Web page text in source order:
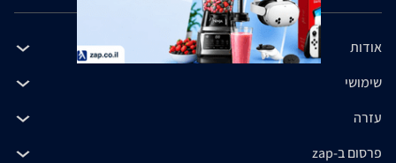
אודות
שימושי
עזרה
פרסום ב-zap